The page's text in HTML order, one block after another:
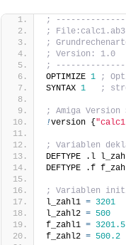
;
; File:calc1.ab3
;
; Version: 1.0
;
OPTIMIZE 1
;
SYNTAX 1 ;
; Amiga Version
!version {"calc1
; Variablen
DEFTYPE .l
DEFTYPE .f
; Variablen
l_zahl1 = 3201
l_zahl2 = 500
f_zahl1 = 3201.5
f_zahl2 = 500.2